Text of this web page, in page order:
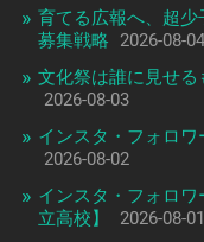
育てる広報へ、超
募集戦略
2026-08-04
文化祭は誰に見せ
2026-08-03
インスタ・フォロワ
2026-08-02
インスタ・フォロ
立高校】
2026-08-01